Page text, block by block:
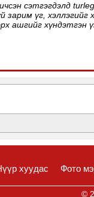
сэтгэгдэлд
зарим үг,
ашгийг хүндэтгэн
хуудас Фото
©